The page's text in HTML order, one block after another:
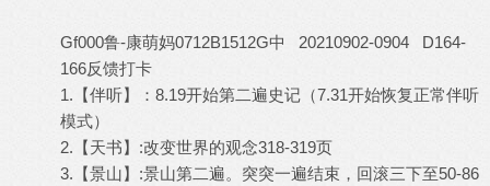
Gf000鲁-康萌妈0712B1512G中 20210902-0904 D164-
166反馈打卡
1.【伴听】：8.19开始第二遍史记（7.31开始恢复正常伴听
模式）
2.【天书】:改变世界的观念318-319页
3.【景山】:景山第二遍。突突一遍结束，回滚三下至50-86